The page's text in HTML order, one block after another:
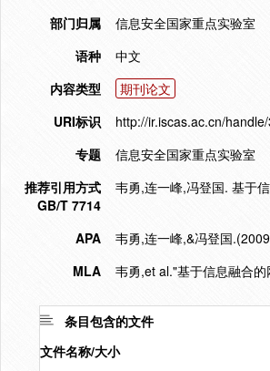
部门归属
信息安全国家重点实验室
语种
中文
内容类型
期刊论文
URI标识
http://ir.iscas.ac.cn/
专题
信息安全国家重点实验室
推荐引用方式
GB/T 7714
韦勇,连一峰,冯登国. 基于
APA
韦勇,连一峰,&冯登国
MLA
韦勇,et al."基于信息融合
条目包含的文件
文件名称/大小